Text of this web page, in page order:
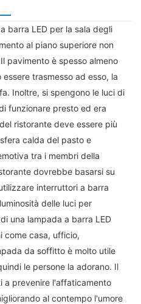
barra LED per la sala degli
al piano superiore non
pavimento è spesso almeno
trasmesso ad esso, la
Inoltre, si spengono le luci di
funzionare presto ed era
ristorante deve essere più
calda del pasto e
tra i membri della
dovrebbe basarsi su
interruttori a barra
delle luci per
una lampada a barra LED
come casa, ufficio,
da soffitto è molto utile
le persone la adorano. Il
a prevenire l'affaticamento
al contempo l'umore